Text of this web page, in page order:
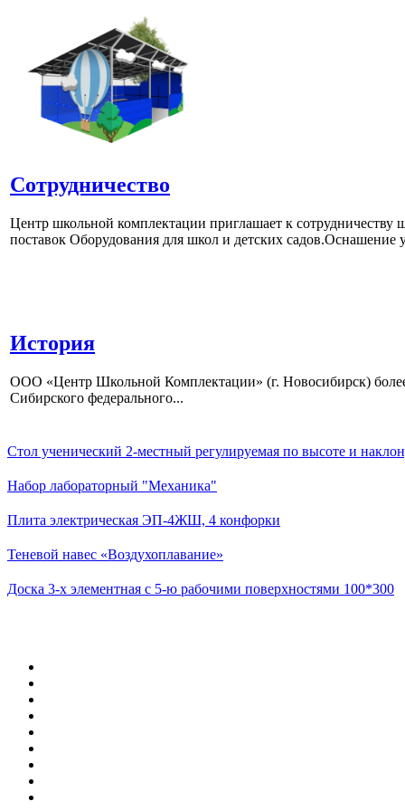
Сотрудничество
Центр школьной комплектации приглашает к
поставок Оборудования для школ и детских
История
ООО «Центр Школьной Комплектации» (г. Новосибирск) более
Сибирского федерального...
Стол ученический 2-местный регулируемая по высоте и
Набор лабораторный "Механика"
Плита электрическая ЭП-4ЖШ, 4 конфорки
Теневой навес «Воздухоплавание»
Доска 3-х элементная с 5-ю рабочими поверхностями 100*300